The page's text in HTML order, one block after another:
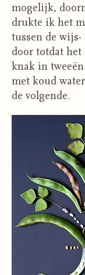
mogelijk,
drukte ik het
tussen de
door totdat het
knak in
met koud
de volgende.